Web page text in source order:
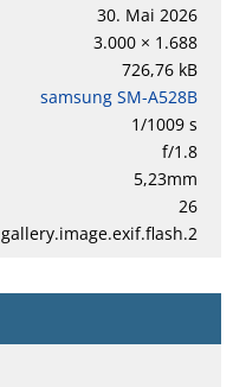
30. Mai 2026
3.000 × 1.688
726,76 kB
samsung SM-A528B
1/1009 s
f/1.8
5,23mm
26
gallery.image.exif.flash.2